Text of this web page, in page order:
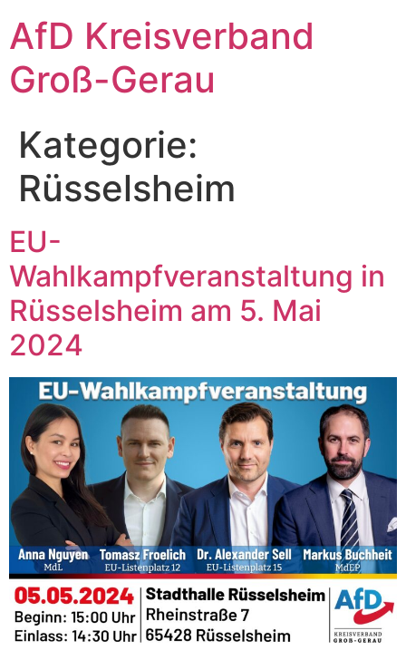
Inhalt
springen
AfD Kreisverband
Groß-Gerau
Kategorie:
Rüsselsheim
EU-
Wahlkampfveranstaltung in
Rüsselsheim am 5. Mai
2024